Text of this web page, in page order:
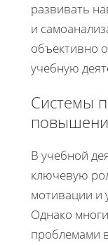
развивать
и
объективно
учебную
Системы
В учебной
ключевую
мотивации и
Однако
проблемами